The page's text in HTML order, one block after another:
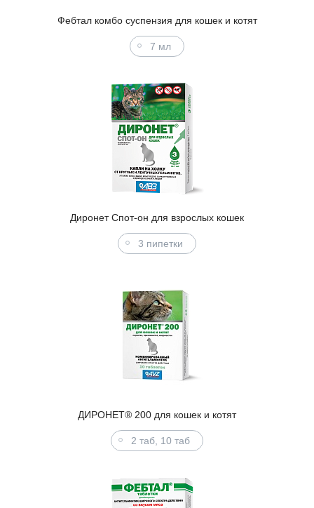
Фебтал комбо суспензия для кошек и котят
7 мл
Диронет Спот-он для взрослых кошек
3 пипетки
ДИРОНЕТ® 200 для кошек и котят
2 таб, 10 таб